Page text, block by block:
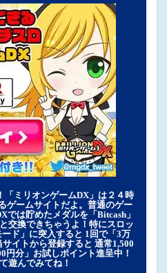
「ミリオンゲームDX」は２４時
ゲームサイトだよ。普通のゲー
では貯めたメダルを「Bitcash」
交換できちゃうよ！特にスロッ
ド」に突入すると 1回で「3万
イトから登録すると 通常1,500
円分」お試しポイント進呈中！
遊んでみてね！